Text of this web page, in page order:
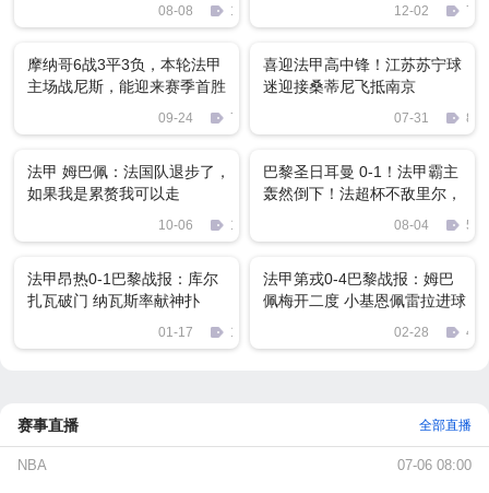
08-08 1692 12-02 735
摩纳哥6战3平3负，本轮法甲
主场战尼斯，能迎来赛季首胜
09-24 72
喜迎法甲高中锋！江苏苏宁球
迷迎接桑蒂尼飞抵南京
07-31 81
法甲 姆巴佩：法国队退步了，
如果我是累赘我可以走
10-06 1891
巴黎圣日耳曼 0-1！法甲霸主
轰然倒下！法超杯不敌里尔，
08-04 587
法甲昂热0-1巴黎战报：库尔
扎瓦破门 纳瓦斯率献神扑
01-17 1661
法甲第戎0-4巴黎战报：姆巴
佩梅开二度 小基恩佩雷拉进球
02-28 497
赛事直播 全部直播
NBA 07-06 08:00